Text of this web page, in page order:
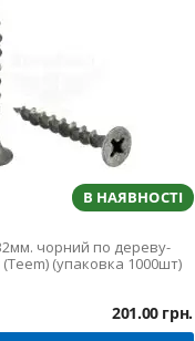
В НАЯВНОСТІ
чорний по дереву-
(Teem) (упаковка 1000шт)
201.00 грн.